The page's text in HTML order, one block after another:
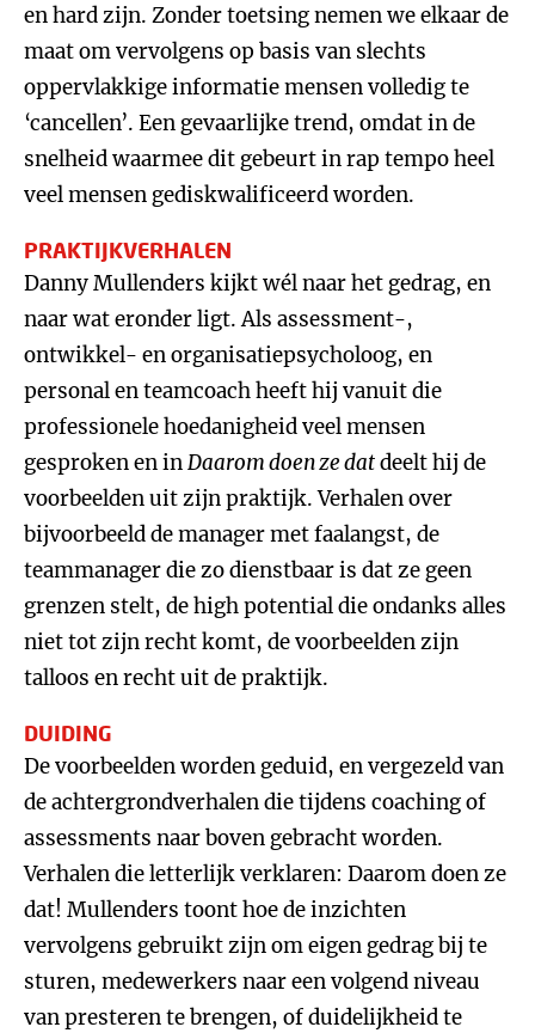
en hard zijn. Zonder toetsing nemen we elkaar de
maat om vervolgens op basis van slechts
oppervlakkige informatie mensen volledig te
‘cancellen’. Een gevaarlijke trend, omdat in de
snelheid waarmee dit gebeurt in rap tempo heel
veel mensen gediskwalificeerd worden.
PRAKTIJKVERHALEN
Danny Mullenders kijkt wél naar het gedrag, en
naar wat eronder ligt. Als assessment-,
ontwikkel- en organisatiepsycholoog, en
personal en teamcoach heeft hij vanuit die
professionele hoedanigheid veel mensen
gesproken en inDaarom doen ze datdeelt hij de
voorbeelden uit zijn praktijk. Verhalen over
bijvoorbeeld de manager met faalangst, de
teammanager die zo dienstbaar is dat ze geen
grenzen stelt, de high potential die ondanks alles
niet tot zijn recht komt, de voorbeelden zijn
talloos en recht uit de praktijk.
DUIDING
De voorbeelden worden geduid, en vergezeld van
de achtergrondverhalen die tijdens coaching of
assessments naar boven gebracht worden.
Verhalen die letterlijk verklaren: Daarom doen ze
dat! Mullenders toont hoe de inzichten
vervolgens gebruikt zijn om eigen gedrag bij te
sturen, medewerkers naar een volgend niveau
van presteren te brengen, of duidelijkheid te